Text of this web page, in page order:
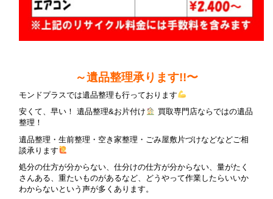
～遺品整理承ります!!〜
モンドプラスでは遺品整理も行っております
安くて、早い！ 遺品整理&お片付け
買取専門店ならではの遺品
整理！
遺品整理・生前整理・空き家整理・ごみ屋敷片づけなどなどご相
談承ります
処分の仕方が分からない、仕分けの仕方が分からない、量がたく
さんある、重たいものがあるなど、どうやって作業したらいいか
わからないという声が多くあります。